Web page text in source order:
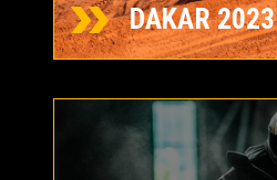
DAKAR 2023